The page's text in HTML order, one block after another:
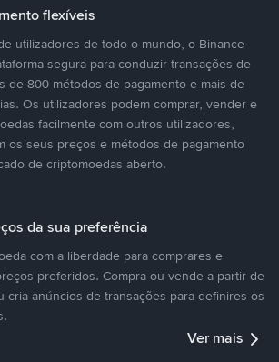
flexíveis
utilizadores de todo o mundo, o Binance
segura para conduzir transações de
de 800 métodos de pagamento e mais de
Os utilizadores podem comprar, vender e
facilmente com outros utilizadores,
os seus preços e métodos de pagamento
de criptomoedas aberto.
da sua preferência
com a liberdade para comprares e
preferidos. Compra ou vende a partir de
cria anúncios de transações para definires os
Ver mais